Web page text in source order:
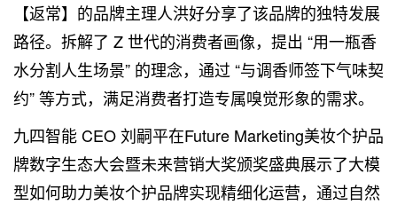
【返常】的品牌主理人洪好分享了该品牌的独特发展
路径。拆解了 Z 世代的消费者画像，提出 “用一瓶香
水分割人生场景” 的理念，通过 “与调香师签下气味契
约” 等方式，满足消费者打造专属嗅觉形象的需求。
九四智能 CEO 刘嗣平在Future Marketing美妆个护品
牌数字生态大会暨未来营销大奖颁奖盛典展示了大模
型如何助力美妆个护品牌实现精细化运营，通过自然